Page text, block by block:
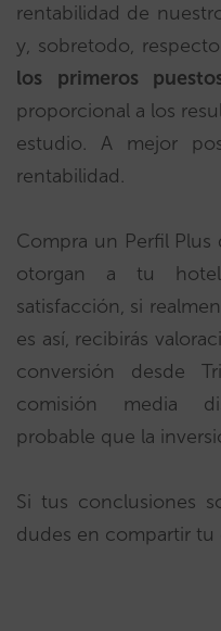
rentabilidad de
y, sobretodo,
los primeros
proporcional a los
estudio. A mejor
rentabilidad.
Compra un Perfil Plus
otorgan a tu
satisfacción, si
es así, recibirás
conversión desde
comisión media
probable que la
Si tus conclusiones
dudes en compartir